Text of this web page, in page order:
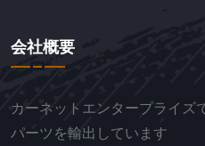
会社概要
カーネットエンタープライズ
パーツを輸出しています